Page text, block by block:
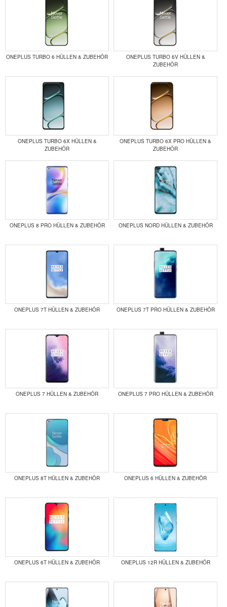
ONEPLUS TURBO 6 HÜLLEN & ZUBEHÖR
ONEPLUS TURBO 6V HÜLLEN &
ZUBEHÖR
ONEPLUS TURBO 6X HÜLLEN &
ZUBEHÖR
ONEPLUS TURBO 6X PRO HÜLLEN &
ZUBEHÖR
ONEPLUS 8 PRO HÜLLEN & ZUBEHÖR ONEPLUS NORD HÜLLEN & ZUBEHÖR
ONEPLUS 7T HÜLLEN & ZUBEHÖR ONEPLUS 7T PRO HÜLLEN & ZUBEHÖR
ONEPLUS 7 HÜLLEN & ZUBEHÖR ONEPLUS 7 PRO HÜLLEN & ZUBEHÖR
ONEPLUS 8T HÜLLEN & ZUBEHÖR ONEPLUS 6 HÜLLEN & ZUBEHÖR
ONEPLUS 6T HÜLLEN & ZUBEHÖR ONEPLUS 12R HÜLLEN & ZUBEHÖR